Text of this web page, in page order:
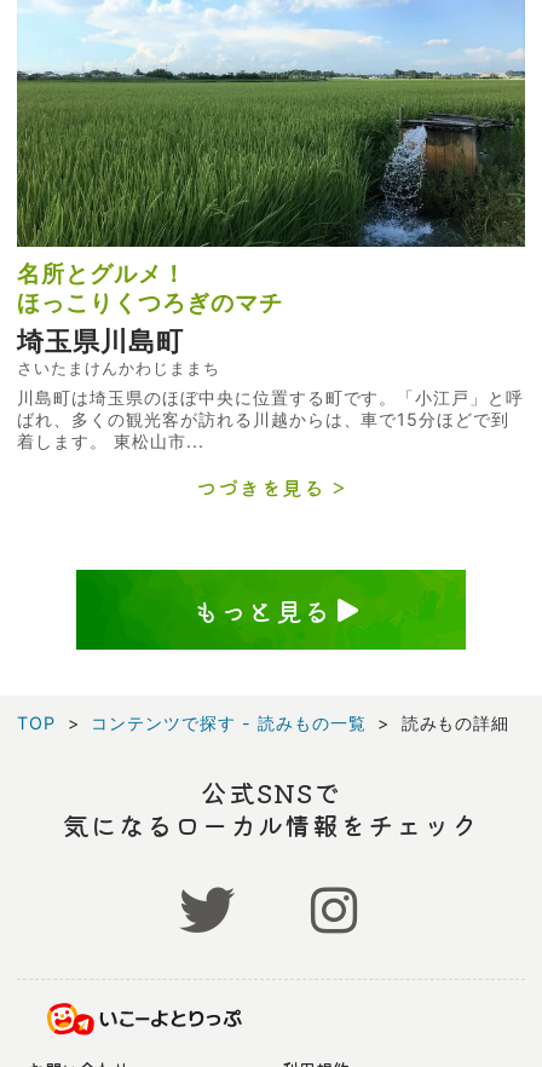
名所とグルメ！
ほっこりくつろぎのマチ
埼玉県川島町
さいたまけんかわじままち
川島町は埼玉県のほぼ中央に位置する町です。「小江戸」と呼
ばれ、多くの観光客が訪れる川越からは、車で15分ほどで到
着します。 東松山市...
つづきを見る
もっと見る
TOP コンテンツで探す - 読みもの一覧 読みもの詳細
公式SNSで
気になるローカル情報をチェック